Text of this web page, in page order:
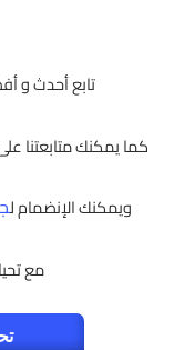
تابع أحدث و
كما يمكنك متابعتنا
ويمكنك الإنضمام ل
مع